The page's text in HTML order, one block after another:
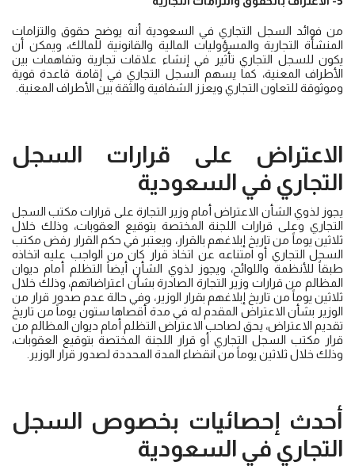
من فوائد السجل التجاري في السعودية أنه يوضح حقوق والتزامات
المنشأة التجارية والمسؤوليات المالية والقانونية للمالك، ويمكن أن
يكون للسجل التجاري تأثير في إنشاء علاقات تجارية وتفاهمات بين
الأطراف المعنية، كما يسهم السجل التجاري في إقامة قاعدة قوية
وموثوقة للتعاون التجاري ويعزز الشفافية والثقة بين الأطراف المعنية.
الاعتراض على قرارات السجل
التجاري في السعودية
يجوز لذوي الشأن الاعتراض أمام وزير التجارة على قرارات مكتب السجل
التجاري وعلى قرارات اللجنة المختصة بتوقيع العقوبات، وذلك خلال
ثلاثين يوماً من تاريخ إبلاغهم بالقرار، ويعتبر في حكم القرار رفض مكتب
السجل التجاري أو امتناعه عن اتخاذ قرار كان من الواجب عليه اتخاذه
طبقاً للأنظمة واللوائح، ويجوز لذوي الشأن أيضاً التظلم أمام ديوان
المظالم من قرارات وزير التجارة الصادرة بشأن اعتراضاتهم، وذلك خلال
ثلاثين يوماً من تاريخ إبلاغهم بقرار الوزير، وفي حالة عدم صدور قرار من
الوزير بشأن الاعتراض المقدم له في مدة أقصاها ستون يوماً من تاريخ
تقديم الاعتراض، يحق لصاحب الاعتراض التظلم أمام ديوان المظالم من
قرار مكتب السجل التجاري أو قرار اللجنة المختصة بتوقيع العقوبات،
وذلك خلال ثلاثين يوماً من انقضاء المدة المحددة لصدور قرار الوزير.
أحدث إحصائيات بخصوص السجل
التجاري في السعودية